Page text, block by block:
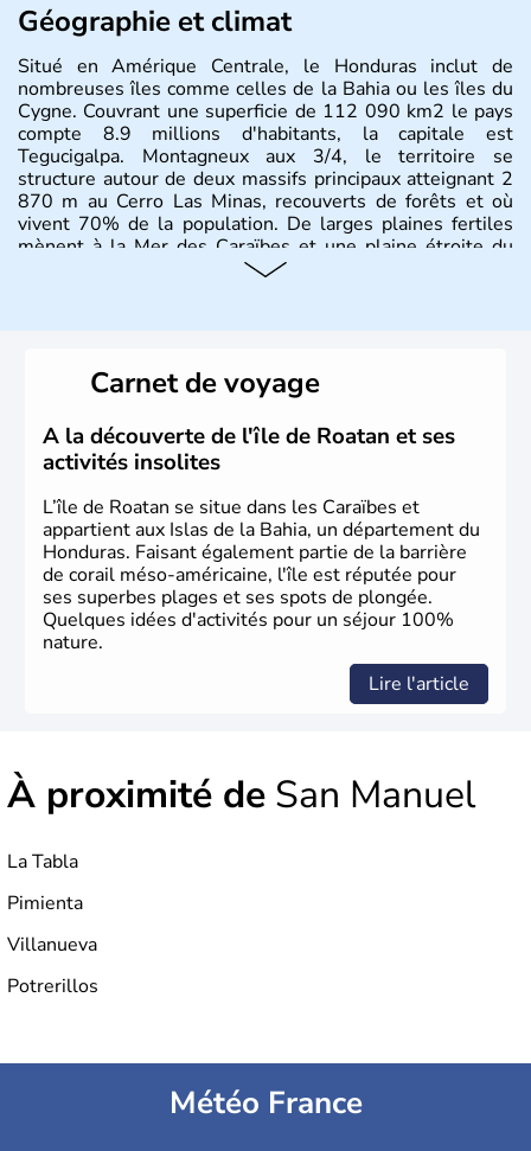
Géographie et climat
Situé en Amérique Centrale, le Honduras inclut de
nombreuses îles comme celles de la Bahia ou les îles du
Cygne. Couvrant une superficie de 112 090 km2 le pays
compte 8.9 millions d'habitants, la capitale est
Tegucigalpa. Montagneux aux 3/4, le territoire se
structure autour de deux massifs principaux atteignant 2
870 m au Cerro Las Minas, recouverts de forêts et où
vivent 70% de la population. De larges plaines fertiles
mènent à la Mer des Caraïbes et une plaine étroite du
Carnet de voyage
A la découverte de l'île de Roatan et ses
activités insolites
L’île de Roatan se situe dans les Caraïbes et
appartient aux Islas de la Bahia, un département du
Honduras. Faisant également partie de la barrière
de corail méso-américaine, l'île est réputée pour
ses superbes plages et ses spots de plongée.
Quelques idées d'activités pour un séjour 100%
nature.
Lire l'article
À proximité de San Manuel
La Tabla
Pimienta
Villanueva
Potrerillos
Météo France